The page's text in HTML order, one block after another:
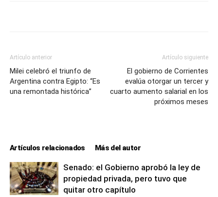
Artículo anterior
Milei celebró el triunfo de
Argentina contra Egipto: “Es
una remontada histórica”
Artículo siguiente
El gobierno de Corrientes
evalúa otorgar un tercer y
cuarto aumento salarial en los
próximos meses
Artículos relacionados Más del autor
Senado: el Gobierno aprobó la ley de
propiedad privada, pero tuvo que
quitar otro capítulo